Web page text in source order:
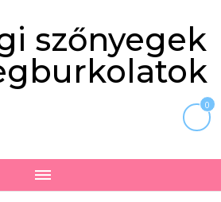
szőnyegek
0